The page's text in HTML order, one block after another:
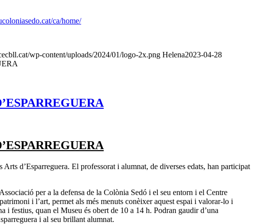
ca/home/
wp-content/uploads/2024/01/logo-2x.png Helena2023-04-28
d’Esparreguera. El professorat i alumnat, de diverses edats, han participat
per a la defensa de la Colònia Sedó i el seu entorn i el Centre
i l’art, permet als més menuts conèixer aquest espai i valorar-lo i
i festius, quan el Museu és obert de 10 a 14 h. Podran gaudir d’una
i al seu brillant alumnat.